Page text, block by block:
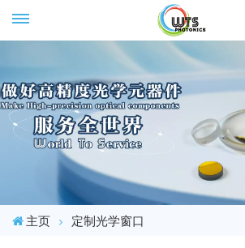
主页 定制光学窗口